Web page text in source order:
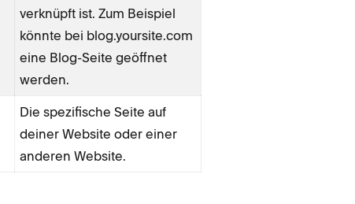
verknüpft ist. Zum Beispiel
könnte bei blog.yoursite.com
eine Blog-Seite geöffnet
werden.
Die spezifische Seite auf
deiner Website oder einer
anderen Website.